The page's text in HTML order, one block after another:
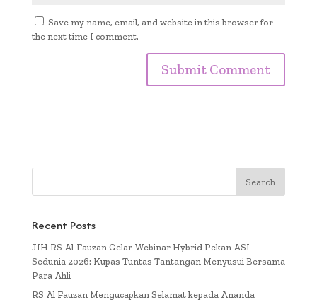
Save my name, email, and website in this browser for
the next time I comment.
Recent Posts
JIH RS Al-Fauzan Gelar Webinar Hybrid Pekan ASI
Sedunia 2026: Kupas Tuntas Tantangan Menyusui Bersama
Para Ahli
RS Al Fauzan Mengucapkan Selamat kepada Ananda